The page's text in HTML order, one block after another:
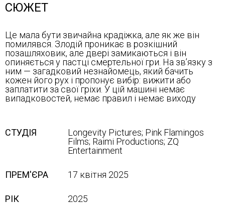
СЮЖЕТ
Це мала бути звичайна крадіжка, але як же він
помилявся. Злодій проникає в розкішний
позашляховик, але двері замикаються і він
опиняється у пастці смертельної гри. На зв’язку з
ним — загадковий незнайомець, який бачить
кожен його рух і пропонує вибір: вижити або
заплатити за свої гріхи. У цій машині немає
випадковостей, немає правил і немає виходу
СТУДІЯ
Longevity Pictures; Pink Flamingos
Films; Raimi Productions; ZQ
Entertainment
ПРЕМ'ЄРА 17 квітня 2025
РІК 2025